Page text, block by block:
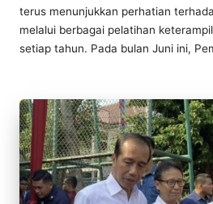
terus menunjukkan perhatian
melalui berbagai pelatihan
setiap tahun. Pada bulan Juni ini,